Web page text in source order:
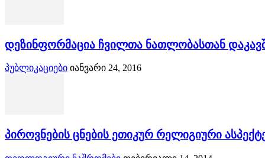
დეზინფორმაცია ჩვილთა ნათლობასთან
პუბლიკაციები იანვარი 24, 2016
პიროვნების ცნების ეთიკურ რელიგიური